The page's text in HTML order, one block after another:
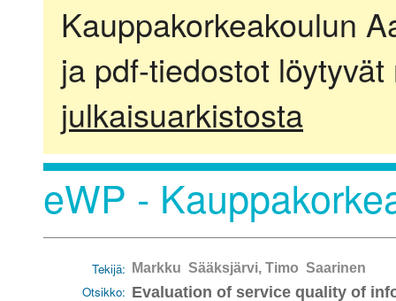
Kauppakorkeakoulun
ja pdf-tiedostot
julkaisuarkistosta
eWP -
Tekijä: Markku Sääksjärvi, Timo Saarinen
Otsikko: Evaluation of service quality of